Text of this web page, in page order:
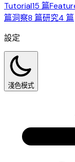
Tutorial15 篇
篇洞察8 篇研究4 篇
設定
淺色模式